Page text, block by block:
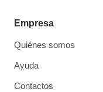
Empresa
Quiénes somos
Ayuda
Contactos